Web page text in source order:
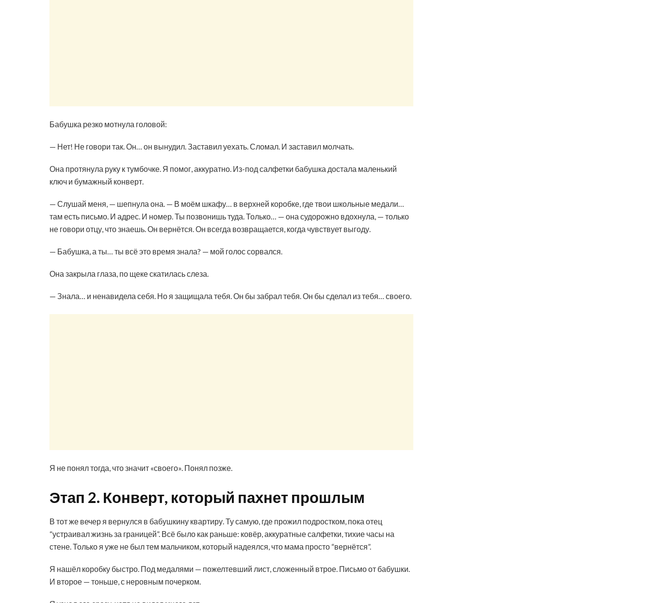
Бабушка резко мотнула головой:
— Нет! Не говори так. Он… он вынудил. Заставил уехать. Сломал. И заставил молчать.
Она протянула руку к тумбочке. Я помог, аккуратно. Из-под салфетки бабушка достала маленький
ключ и бумажный конверт.
— Слушай меня, — шепнула она. — В моём шкафу… в верхней коробке, где твои школьные медали…
там есть письмо. И адрес. И номер. Ты позвонишь туда. Только… — она судорожно вдохнула, — только
не говори отцу, что знаешь. Он вернётся. Он всегда возвращается, когда чувствует выгоду.
— Бабушка, а ты… ты всё это время знала? — мой голос сорвался.
Она закрыла глаза, по щеке скатилась слеза.
— Знала… и ненавидела себя. Но я защищала тебя. Он бы забрал тебя. Он бы сделал из тебя… своего.
Я не понял тогда, что значит «своего». Понял позже.
Этап 2. Конверт, который пахнет прошлым
В тот же вечер я вернулся в бабушкину квартиру. Ту самую, где прожил подростком, пока отец
“устраивал жизнь за границей”. Всё было как раньше: ковёр, аккуратные салфетки, тихие часы на
стене. Только я уже не был тем мальчиком, который надеялся, что мама просто “вернётся”.
Я нашёл коробку быстро. Под медалями — пожелтевший лист, сложенный втрое. Письмо от бабушки.
И второе — тоньше, с неровным почерком.